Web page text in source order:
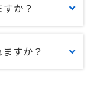
か？
すか？